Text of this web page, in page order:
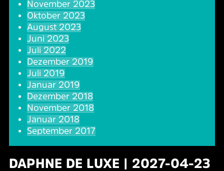
Kafé Klinker
Kontakt
Ansprechpartner
Buchungsanfrage
November 2023
Oktober 2023
August 2023
Juni 2023
Juli 2022
Dezember 2019
Juli 2019
Januar 2019
Dezember 2018
November 2018
Januar 2018
September 2017
DAPHNE DE LUXE | 2027-04-23